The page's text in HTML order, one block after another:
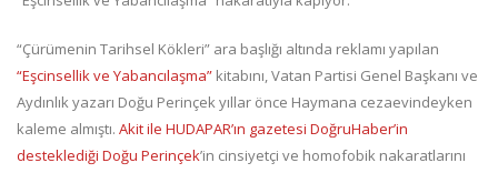
“Çürümenin Tarihsel Kökleri” ara başlığı altında reklamı yapılan
“Eşcinsellik ve Yabancılaşma” kitabını, Vatan Partisi Genel Başkanı ve
Aydınlık yazarı Doğu Perinçek yıllar önce Haymana cezaevindeyken
kaleme almıştı. Akit ile HUDAPAR’ın gazetesi DoğruHaber’in
desteklediği Doğu Perinçek’in cinsiyetçi ve homofobik nakaratlarını